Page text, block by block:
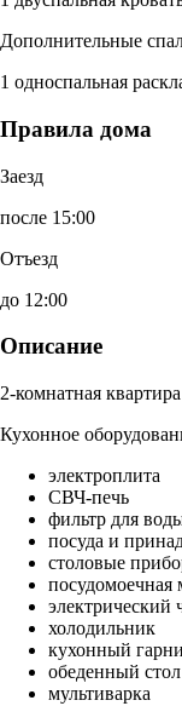
Дополнительные
1 односпальная
Правила дома
Заезд
после 15:00
Отъезд
до 12:00
Описание
2-комнатная
Кухонное
электроплита
СВЧ-печь
фильтр для
посуда и
столовые
посудомоечная
электрический
холодильник
кухонный
обеденный стол
мультиварка